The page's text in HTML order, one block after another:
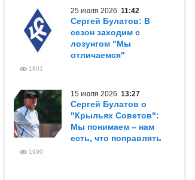
25 июля 2026 11:42
Сергей Булатов: В
сезон заходим с
лозунгом "Мы
отличаемся"
1801
15 июля 2026 13:27
Сергей Булатов о
"Крыльях Советов":
Мы понимаем – нам
есть, что поправлять
1990